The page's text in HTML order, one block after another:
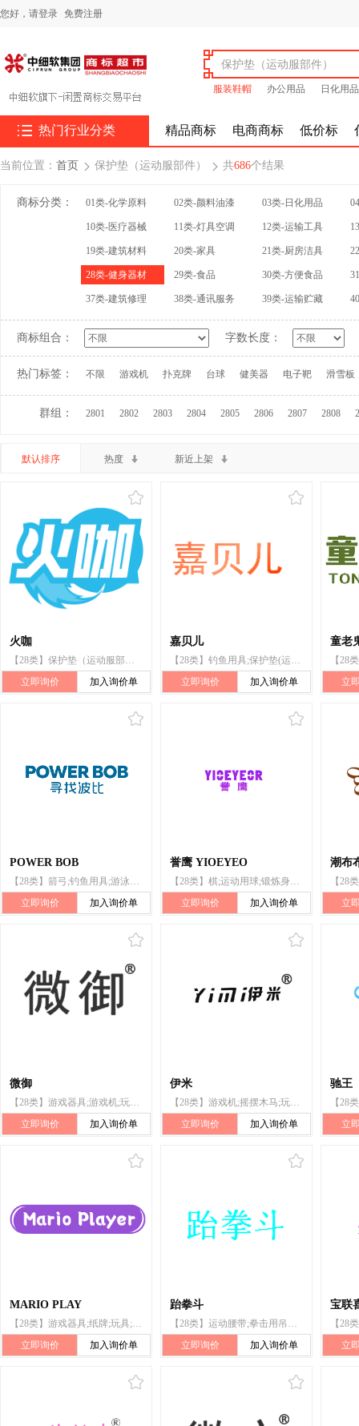
您好， 请登录 免费注册
服装鞋帽 办公用品 日化用品
 热门行业分类 精品商标 电商商标 低价标
当前位置： 首页  保护垫（运动服部件）  共686个结果
商标分类： 01类-化学原料 02类-颜料油漆 03类-日化用品
10类-医疗器械 11类-灯具空调 12类-运输工具
19类-建筑材料 20类-家具 21类-厨房洁具
28类-健身器材 29类-食品 30类-方便食品
37类-建筑修理 38类-通讯服务 39类-运输贮藏
商标组合： 字数长度：
热门标签： 不限 游戏机 扑克牌 台球 健美器 电子靶 滑雪板
群组： 2801 2802 2803 2804 2805 2806 2807 2808
默认排序 热度 新近上架
火咖
【28类】保护垫（运动服部件）
立即询价
加入询价单
嘉贝儿
【28类】钓鱼用具;保护垫(运动服部件)
立即询价
加入询价单
童老
立
POWER BOB
【28类】箭弓;钓鱼用具;游泳池(娱乐用品);保护垫(运动服部件);锻炼身体器械;棋
立即询价
加入询价单
誉鹰 YIOEYEO
【28类】棋;运动用球;锻炼身体器械;体育活动器械;保护垫(运动服部件);游泳圈
立即询价
加入询价单
潮布
立
微御
【28类】游戏器具;游戏机;玩具;棋;运动用球;锻炼身体器械;体育活动器械;保护垫(运动服部件);纸牌;钓鱼用具
立即询价
加入询价单
伊米
【28类】游戏机;摇摆木马;玩具;羽毛球拍;锻炼身体器械;平衡木;保护垫(运动服部件);护腿;旱冰鞋;钓具
立即询价
加入询价单
驰王
立
MARIO PLAY
【28类】游戏器具;纸牌;玩具;棋;运动用球;射箭用器具;体育活动器械;保护垫（运动服部件）;轮滑鞋;游戏机
立即询价
加入询价单
跆拳斗
【28类】运动腰带;拳击用吊袋;运动负重用沙袋;纸牌;棋;游戏器具;保护垫（运动服部件）;玩具;智能玩具;游戏机
立即询价
加入询价单
宝联
立